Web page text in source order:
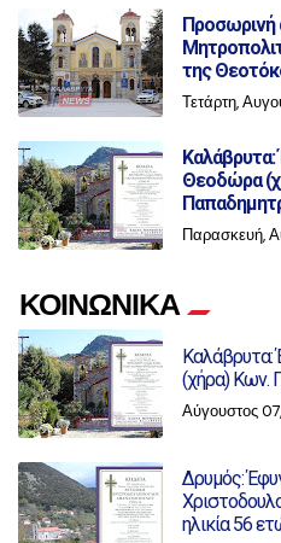
Προσωρινή
της
Τετάρτη,
Θεοδώρα
Παρασκευή,
ΚΟΙΝΩΝΙΚΑ
(χήρα) Κων.
Αύγουστος
Δρυμός:
ηλικία 56